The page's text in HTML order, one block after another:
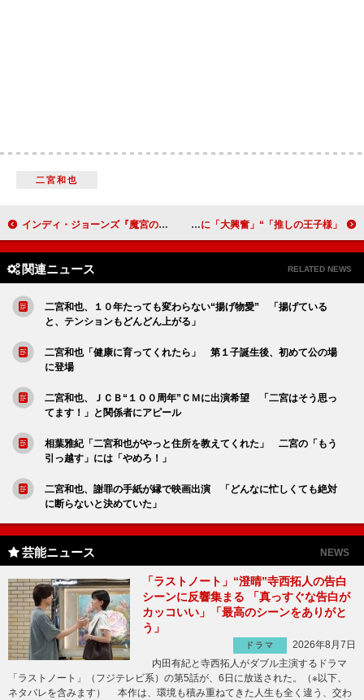
二宮和也
インディ・ジョーンズ『魔宮の伝説』＆『最後の聖戦』 「金曜ロードショー」で９月24日から２週連続放送が決定 「推しの王子様」“杏奈”白石聖の告白に「ドキドキした」 ディーン・フジオカ＆渡邊圭祐のＷ壁ドンの予告に「大興奮」
関連ニュース RELATED NEWS
二宮和也、１０年たっても変わらない“揚げ物愛” 「揚げている
と、テンションもどんどん上がる」
二宮和也「健康に育ってくれたら」 第１子誕生後、初めて公の場
に登場
二宮和也、ＪＣＢ“１００周年”ＣＭに出演希望 「二宮はそう思っ
てます！」と関係者にアピール
相葉雅紀「二宮和也がやっと住所を教えてくれた」 二宮の「もう
引っ越す」には「やめろ！」
二宮和也、謝罪の手紙が縁で映画出演 「どんなに忙しくても絶対
に断らないと決めていた」
芸能ニュース NEWS
「ラストノート」“澄晴”寺西拓人の告白
シーンに反響集まる 「真っすぐな告白が
カッコいい」「最高のシーンをありがと
う」
ドラマ
2026年8月7日
内田有紀と寺西拓人がダブル主演するドラマ
「ラストノート」（フジテレビ系）の第5話が、6日に放送された。（※以下、
ネタバレを含みます） 本作は、環境も積み重ねてきた人生も全く違う、交わ